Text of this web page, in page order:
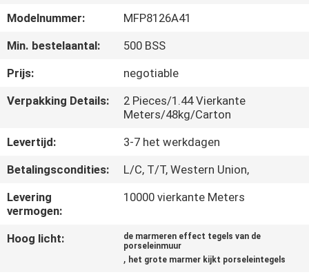
KWALITEITSCONTROLE
NEEM
CONTACT
ONS
OP
VRAAG
EEN
Modelnummer:
MFP8126A41
Min. bestelaantal:
500 BSS
Prijs:
negotiable
Verpakking Details:
2 Pieces/1.44 Vierkante
Meters/48kg/Carton
Levertijd:
3-7 het werkdagen
Betalingscondities:
L/C, T/T, Western Union,
Levering
vermogen:
10000 vierkante Meters
Hoog licht:
de marmeren effect tegels van de
porseleinmuur
, het grote marmer kijkt porseleintegels